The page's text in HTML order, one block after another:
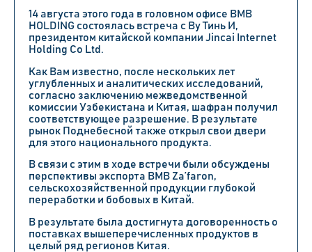
14 августа этого года в головном офисе BMB
HOLDING состоялась встреча с Ву Тинь И,
президентом китайской компании Jincai Internet
Holding Co Ltd.
Как Вам известно, после нескольких лет
углубленных и аналитических исследований,
согласно заключению межведомственной
комиссии Узбекистана и Китая, шафран получил
соответствующее разрешение. В результате
рынок Поднебесной также открыл свои двери
для этого национального продукта.
В связи с этим в ходе встречи были обсуждены
перспективы экспорта BMB Za’faron,
сельскохозяйственной продукции глубокой
переработки и бобовых в Китай.
В результате была достигнута договоренность о
поставках вышеперечисленных продуктов в
целый ряд регионов Китая.